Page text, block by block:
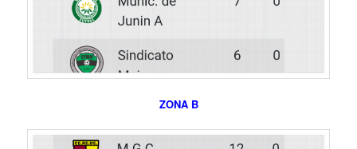
ZONA B